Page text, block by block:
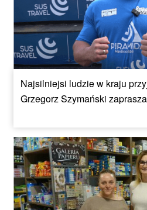
Najsilniejsi ludzie w kraju
Grzegorz Szymański